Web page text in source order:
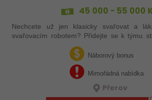
45 000 - 55 000
Nechcete už jen klasicky svařovat a
svařovacím robotem? Přidejte se k týmu
společnosti v Hranicích a využijte
svařováním v moderní výrobě.…
Náborový bonus
Mimořádná nabídka
Přerov